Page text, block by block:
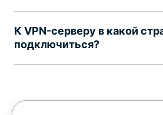
К VPN-серверу в какой
подключиться?